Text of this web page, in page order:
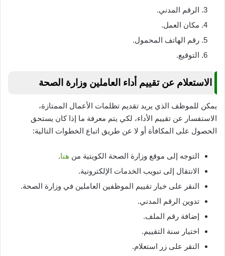
الرقم المدني.
مكان العمل.
رقم الهاتف المحمول.
التوقيع.
الاستعلام عن تقييم أداء العاملين وزارة الصحة
يمكن للموظف الذي يريد تقديم تظلمات الأعمال الممتازة،
الاستفسار عن تقييم الأداء، لكي يتم معرفة ما إذا كان يستحق
الحصول على المكافأة أو لا عن طريق اتباع الخطوات التالية:
التوجه إلى موقع وزارة الصحة الكويتية من هنا.
الانتقال إلى تبويب الخدمات الإلكترونية.
النقر على خيار تقييم الموظفين العاملين في وزارة الصحة.
تدوين الرقم المدني.
إضافة رقم الملف.
اختيار سنة التقييم.
النقر على زر استعلام.